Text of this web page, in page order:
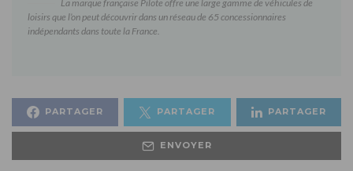
La marque française Pilote offre une large gamme de véhicules de
loisirs que l’on peut découvrir dans un réseau de 65 concessionnaires
indépendants dans toute la France.
PARTAGER PARTAGER PARTAGER
ENVOYER